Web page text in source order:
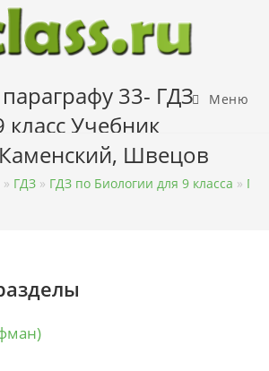
Меню
33- ГДЗ
класс Учебник
Швецов
» ГДЗ » ГДЗ по Биологии для 9 класса »